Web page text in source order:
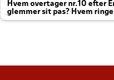
Hvem overtager nr.10 efter
glemmer sit pas? Hvem
altid til efter kampe?